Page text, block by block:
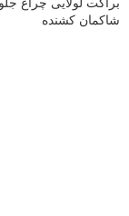
شاکمان کشنده